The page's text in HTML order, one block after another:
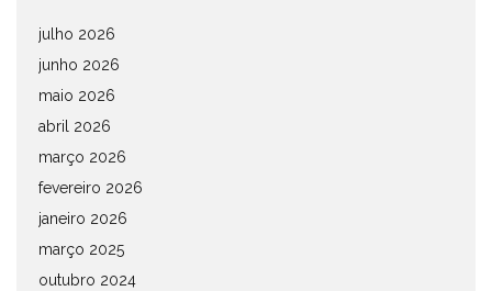
julho 2026
junho 2026
maio 2026
abril 2026
março 2026
fevereiro 2026
janeiro 2026
março 2025
outubro 2024